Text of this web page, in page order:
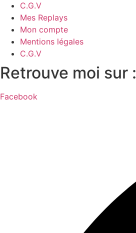
C.G.V
Mes Replays
Mon compte
Mentions légales
C.G.V
Retrouve moi sur :
Facebook